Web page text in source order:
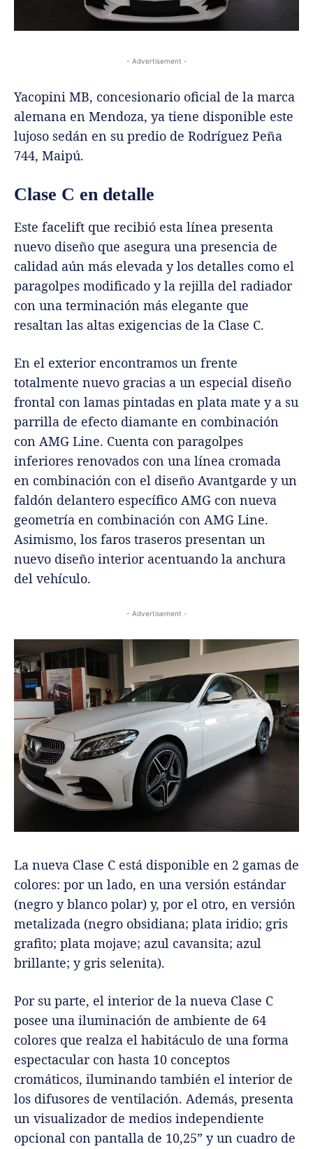
- Advertisement -
Yacopini MB, concesionario oficial de la marca
alemana en Mendoza, ya tiene disponible este
lujoso sedán en su predio de Rodríguez Peña
744, Maipú.
Clase C en detalle
Este facelift que recibió esta línea presenta
nuevo diseño que asegura una presencia de
calidad aún más elevada y los detalles como el
paragolpes modificado y la rejilla del radiador
con una terminación más elegante que
resaltan las altas exigencias de la Clase C.
En el exterior encontramos un frente
totalmente nuevo gracias a un especial diseño
frontal con lamas pintadas en plata mate y a su
parrilla de efecto diamante en combinación
con AMG Line. Cuenta con paragolpes
inferiores renovados con una línea cromada
en combinación con el diseño Avantgarde y un
faldón delantero específico AMG con nueva
geometría en combinación con AMG Line.
Asimismo, los faros traseros presentan un
nuevo diseño interior acentuando la anchura
del vehículo.
- Advertisement -
La nueva Clase C está disponible en 2 gamas de
colores: por un lado, en una versión estándar
(negro y blanco polar) y, por el otro, en versión
metalizada (negro obsidiana; plata iridio; gris
grafito; plata mojave; azul cavansita; azul
brillante; y gris selenita).
Por su parte, el interior de la nueva Clase C
posee una iluminación de ambiente de 64
colores que realza el habitáculo de una forma
espectacular con hasta 10 conceptos
cromáticos, iluminando también el interior de
los difusores de ventilación. Además, presenta
un visualizador de medios independiente
opcional con pantalla de 10,25” y un cuadro de